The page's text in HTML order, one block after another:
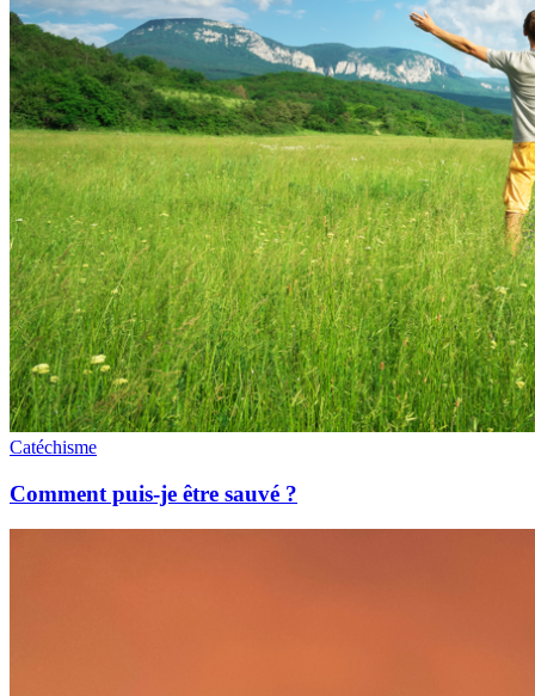
Catéchisme
Comment puis-je être sauvé ?